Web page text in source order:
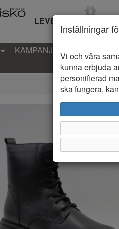
LEVERANS INOM 2-5
KAMPANJ KLÄDER-
Inställningar
Vi och våra
kunna erbjuda
personifierad
ska fungera,